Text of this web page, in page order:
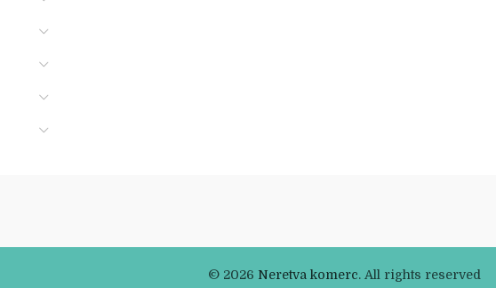
© 2026 Neretva komerc. All rights reserved